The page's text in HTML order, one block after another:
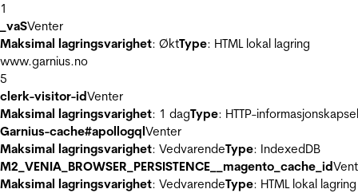
1
_vaSVenter
Maksimal lagringsvarighet: ØktType: HTML lokal lagring
www.garnius.no
5
clerk-visitor-idVenter
Maksimal lagringsvarighet: 1 dagType: HTTP-informasjonskapsel
Garnius-cache#apollogqlVenter
Maksimal lagringsvarighet: VedvarendeType: IndexedDB
M2_VENIA_BROWSER_PERSISTENCE__magento_cache_id
Maksimal lagringsvarighet: VedvarendeType: HTML lokal lagring